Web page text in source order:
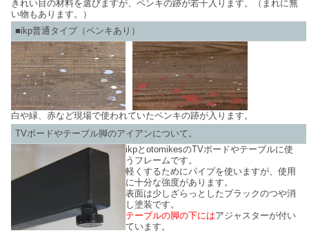
きれい目の材料を選びますが、ペンキの跡が若干入ります。（まれに無
い物もあります。）
■ikp普通タイプ（ペンキあり）
白や緑、赤など現場で使われていたペンキの跡が入ります。
TVボードやテーブル脚のアイアンについて。
ikpとotomikesのTVボードやテーブルに使
うフレームです。
軽くするためにパイプを使いますが、使用
に十分な強度があります。
表面は少しざらっとしたブラックのつや消
し塗装です。
テーブルの脚の下にはアジャスターが付い
ています。